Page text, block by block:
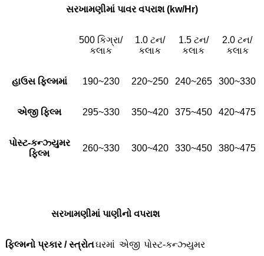
સરખામણીમાં પાવર વપરાશ (kw/Hr)
500 કિગ્રા/
કલાક
1.0 ટન/
કલાક
1.5 ટન/
કલાક
2.0 ટન/
કલાક
હાઉસ ફિલ્મમાં 190~230 220~250 240~265 300~330
એજી ફિલ્મ 295~330 350~420 375~450 420~475
પોસ્ટ-કન્ઝ્યુમર
ફિલ્મ
260~330 300~420 330~450 380~475
સરખામણીમાં પાણીનો વપરાશ
ફિલ્મનો પ્રકાર / સ્ત્રોતઘરમાં એજી પોસ્ટ-કન્ઝ્યુમર